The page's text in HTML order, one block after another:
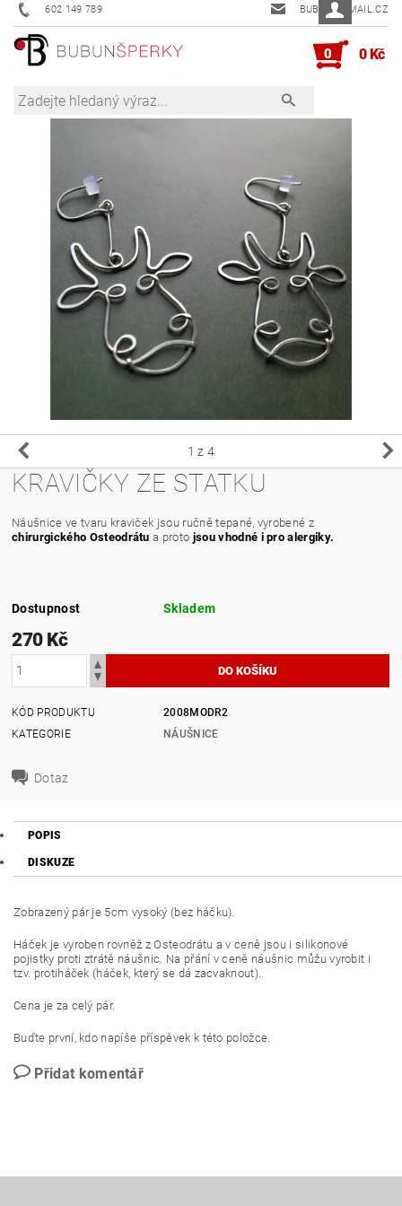
602 149 789 BUBUN@EMAIL.CZ
0 0 Kč
1 z 4
KRAVIČKY ZE STATKU
Náušnice ve tvaru kraviček jsou ručně tepané, vyrobené z
chirurgického Osteodrátu a proto jsou vhodné i pro alergiky.
Dostupnost Skladem
270 Kč
KÓD PRODUKTU
2008MODR2
KATEGORIE
NÁUŠNICE
Dotaz
POPIS
DISKUZE
Zobrazený pár je 5cm vysoký (bez háčku).
Háček je vyroben rovněž z Osteodrátu a v ceně jsou i silikonové
pojistky proti ztrátě náušnic. Na přání v ceně náušnic můžu vyrobit i
tzv. protiháček (háček, který se dá zacvaknout).
Cena je za celý pár.
Buďte první, kdo napíše příspěvek k této položce.
Přidat komentář